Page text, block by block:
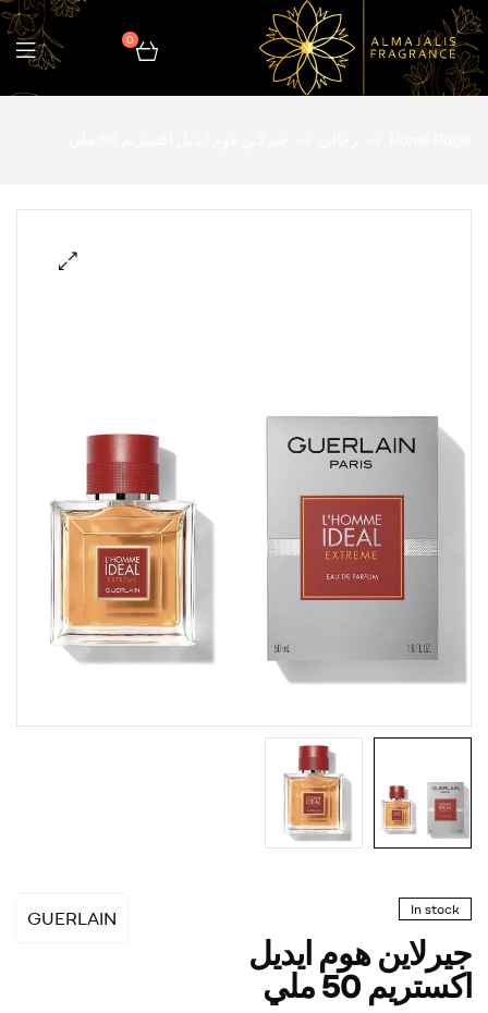
0
GUERLAIN In stock
جيرلاين هوم ايديل
اكستريم 50 ملي